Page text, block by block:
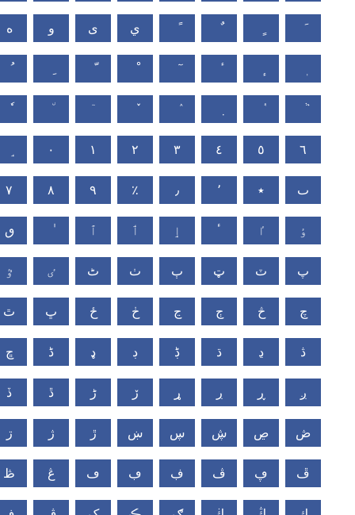
ه و ى ي
٠ ١ ٢ ٣ ٤ ٥ ٦
٧ ٨ ٩ ٪ ٫ ٬ ٭ ٮ
ٯ ٱ ٲ ٳ ٴ ٵ ٶ
ٷ ٸ ٹ ٺ ٻ ټ ٽ پ
ٿ ڀ ځ ڂ ڃ ڄ څ چ
ڇ ڈ ډ ڊ ڋ ڌ ڍ ڎ
ڏ ڐ ڑ ڒ ړ ڔ ڕ ږ
ڗ ژ ڙ ښ ڛ ڜ ڝ ڞ
ڟ ڠ ڡ ڢ ڣ ڤ ڥ ڦ